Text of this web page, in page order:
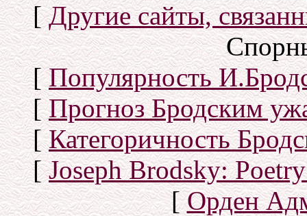
[Другие сайты,
[Популярность
[Прогноз Бродским
[Категоричность
[Joseph Brodsky:
[Орден